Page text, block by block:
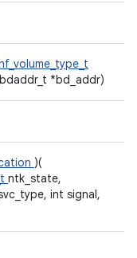
*bd_addr)
)(
ntk_state,
int signal,